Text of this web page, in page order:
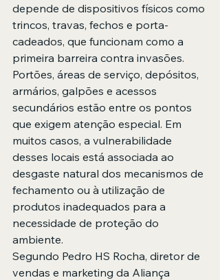
depende de dispositivos físicos como
trincos, travas, fechos e porta-
cadeados, que funcionam como a
primeira barreira contra invasões.
Portões, áreas de serviço, depósitos,
armários, galpões e acessos
secundários estão entre os pontos
que exigem atenção especial. Em
muitos casos, a vulnerabilidade
desses locais está associada ao
desgaste natural dos mecanismos de
fechamento ou à utilização de
produtos inadequados para a
necessidade de proteção do
ambiente.
Segundo Pedro HS Rocha, diretor de
vendas e marketing da Aliança